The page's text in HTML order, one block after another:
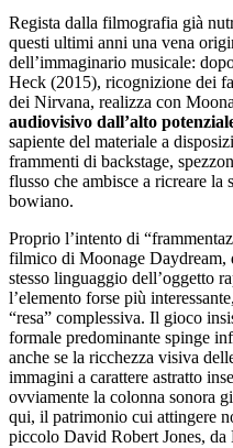
Regista dalla filmografia già
questi ultimi anni una vena
dell’immaginario musicale:
Heck (2015), ricognizione dei
dei Nirvana, realizza con
audiovisivo dall’alto
sapiente del materiale a
frammenti di backstage,
flusso che ambisce a ricreare la
bowiano.
Proprio l’intento di
filmico di Moonage Daydream,
stesso linguaggio dell’oggetto
l’elemento forse più
“resa” complessiva. Il gioco
formale predominante spinge
anche se la ricchezza visiva
immagini a carattere astratto
ovviamente la colonna sonora
qui, il patrimonio cui attingere
piccolo David Robert Jones,